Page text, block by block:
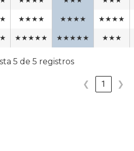
★★★★ ★★★★ ★★★★
★★★★★ ★★★★★ ★★★
5 de 5 registros
❮ 1 ❯